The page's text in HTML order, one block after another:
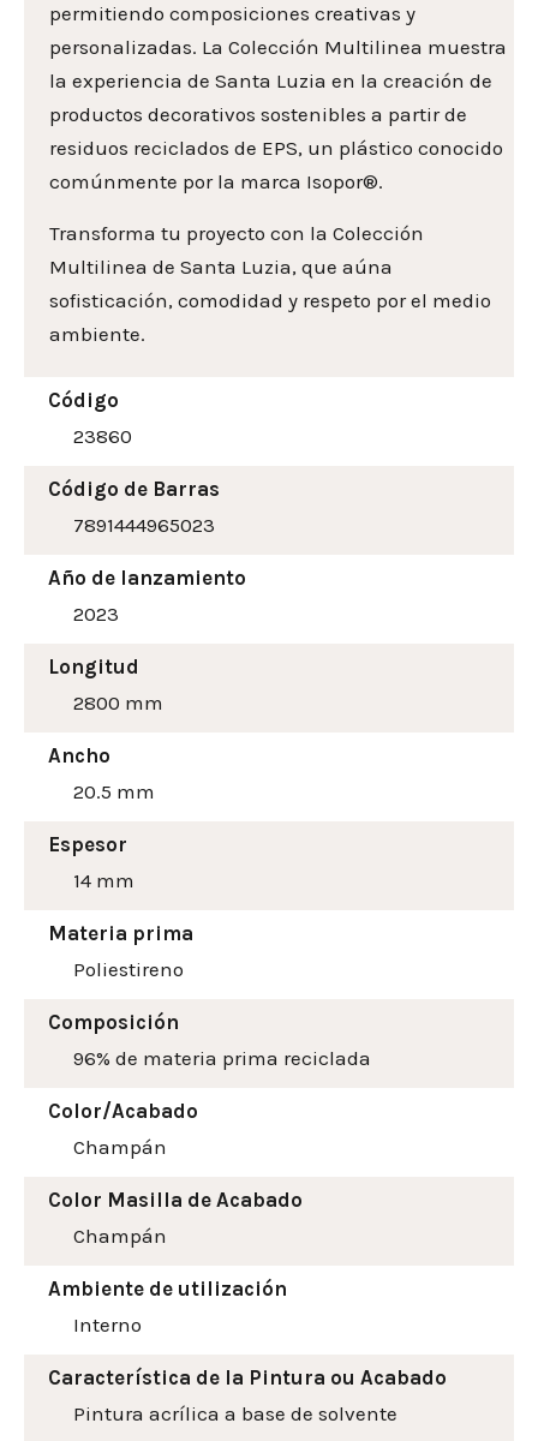
permitiendo composiciones creativas y
personalizadas. La Colección Multilinea muestra
la experiencia de Santa Luzia en la creación de
productos decorativos sostenibles a partir de
residuos reciclados de EPS, un plástico conocido
comúnmente por la marca Isopor®.
Transforma tu proyecto con la Colección
Multilinea de Santa Luzia, que aúna
sofisticación, comodidad y respeto por el medio
ambiente.
Código
23860
Código de Barras
7891444965023
Año de lanzamiento
2023
Longitud
2800 mm
Ancho
20.5 mm
Espesor
14 mm
Materia prima
Poliestireno
Composición
96% de materia prima reciclada
Color/Acabado
Champán
Color Masilla de Acabado
Champán
Ambiente de utilización
Interno
Característica de la Pintura ou Acabado
Pintura acrílica a base de solvente